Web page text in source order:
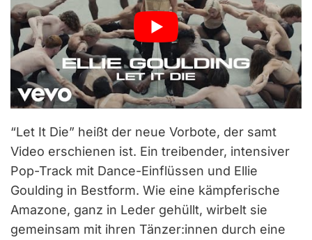
“Let It Die” heißt der neue Vorbote, der samt
Video erschienen ist. Ein treibender, intensiver
Pop-Track mit Dance-Einflüssen und Ellie
Goulding in Bestform. Wie eine kämpferische
Amazone, ganz in Leder gehüllt, wirbelt sie
gemeinsam mit ihren Tänzer:innen durch eine